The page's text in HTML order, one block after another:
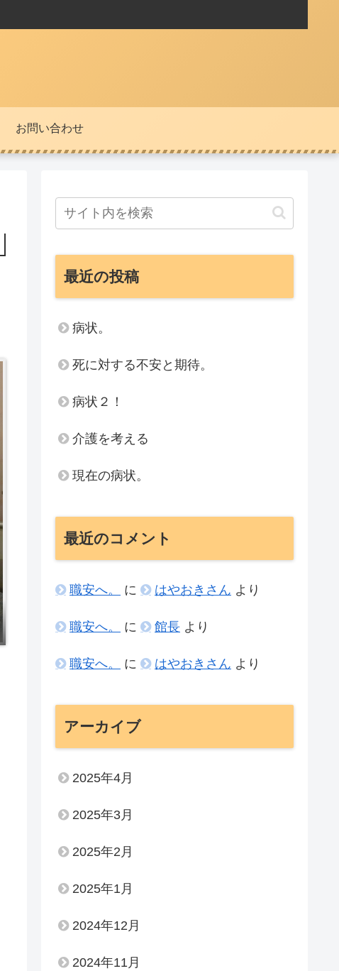
お問い合わせ
最近の投稿
病状。
死に対する不安と期待。
病状２！
介護を考える
現在の病状。
最近のコメント
職安へ。 に はやおきさん より
職安へ。 に 館長 より
職安へ。 に はやおきさん より
アーカイブ
2025年4月
2025年3月
2025年2月
2025年1月
2024年12月
2024年11月